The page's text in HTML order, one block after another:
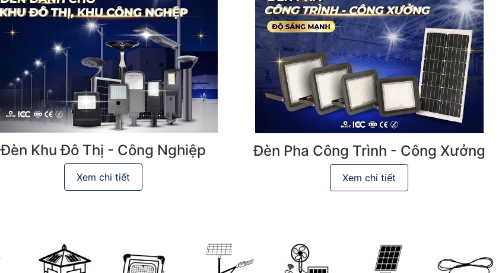
Đèn Khu Đô Thị - Công Nghiệp
Xem chi tiết
Đèn Pha Công Trình - Công Xưởng
Xem chi tiết